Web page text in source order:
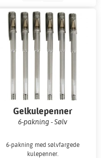
Gelkulepenner
6-pakning - Sølv
6-pakning med sølvfargede
kulepenner.